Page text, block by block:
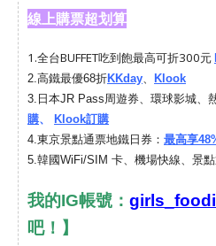
線上購票超划算
1.全台BUFFET吃到飽最高可折300元
2. 高鐵最優68折KKday
Klook
3. 日本JR Pass周遊券、環球影城、
購、
Klook訂購
4. 東京景點通票地鐵日券： 最高享
5. 韓國WiFi/SIM 卡、機場快線、景
我的IG帳號：
吧！】